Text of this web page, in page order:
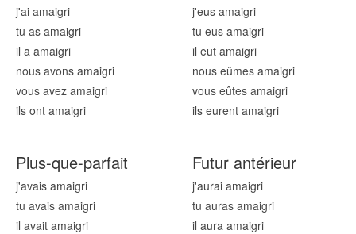
j'ai amaigri
tu as amaigri
il a amaigri
nous avons amaigri
vous avez amaigri
ils ont amaigri
j'eus amaigri
tu eus amaigri
il eut amaigri
nous eûmes amaigri
vous eûtes amaigri
ils eurent amaigri
Plus-que-parfait
j'avais amaigri
tu avais amaigri
il avait amaigri
Futur antérieur
j'aurai amaigri
tu auras amaigri
il aura amaigri